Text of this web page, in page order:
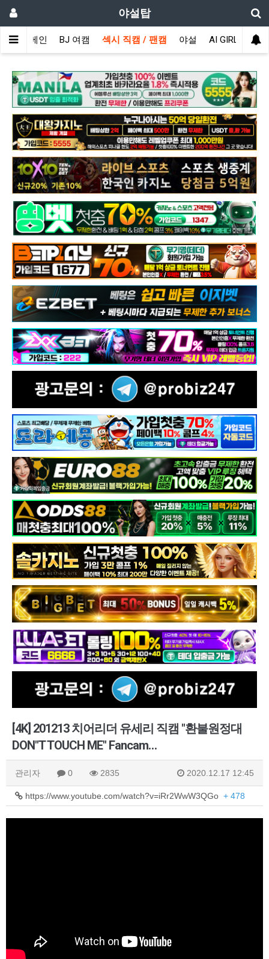
야설탑
메인 BJ 여캠 섹시 직캠 / 팬캠 야설 AI GIRL
[4K] 201213 치어리더 유세리 직캠 "환불원정대
DON"T TOUCH ME" Fancam…
관리자 0 2835 2020.12.17 12:45
https://www.youtube.com/watch?v=iRr2WwW3QGo + 478